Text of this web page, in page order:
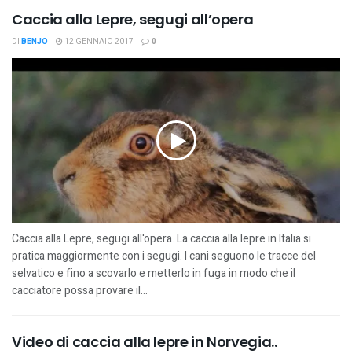
Caccia alla Lepre, segugi all’opera
DI BENJO 12 GENNAIO 2017 0
Caccia alla Lepre, segugi all'opera. La caccia alla lepre in Italia si
pratica maggiormente con i segugi. I cani seguono le tracce del
selvatico e fino a scovarlo e metterlo in fuga in modo che il
cacciatore possa provare il...
Video di caccia alla lepre in Norvegia..